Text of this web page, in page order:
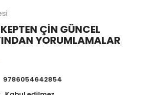
ÇİN GÜNCEL
YORUMLAMALAR
9786054642854